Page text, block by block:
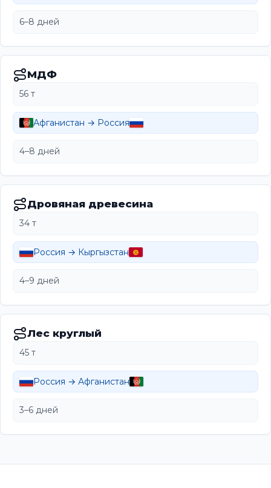
6–8 дней
МДФ
56 т
Афганистан → Россия
4–8 дней
Дровяная древесина
34 т
Россия → Кыргызстан
4–9 дней
Лес круглый
45 т
Россия → Афганистан
3–6 дней